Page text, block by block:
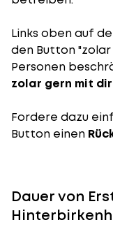
Links oben auf
den Button
Personen
zolar gern mit
Fordere dazu
Button einen
Dauer von